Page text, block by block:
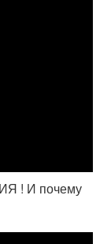
! И почему